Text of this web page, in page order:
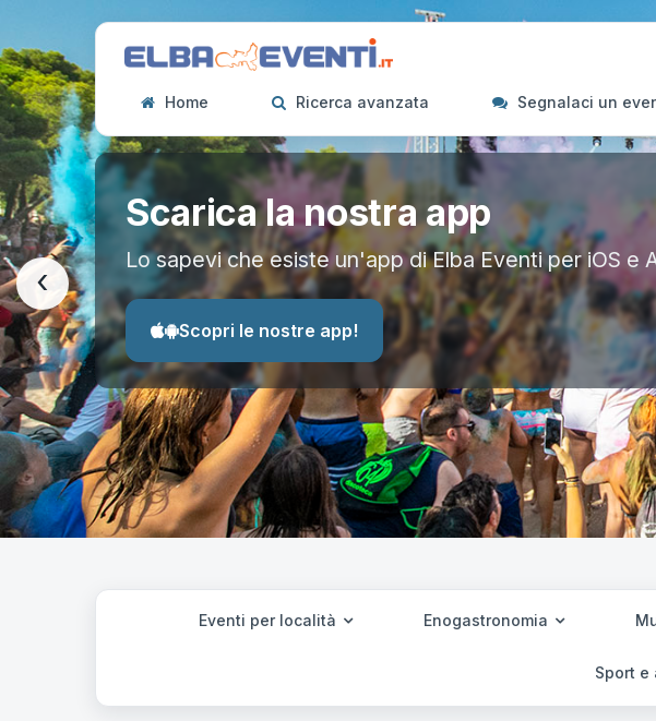
Home Ricerca avanzata Segnalaci un
Scarica la nostra app
Lo sapevi che esiste un'app di Elba Eventi per iOS e
Scopri le nostre app!
‹
Eventi per località Enogastronomia
Sport e